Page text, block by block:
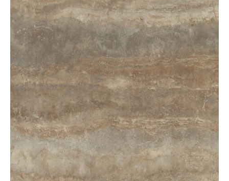
ticari projeler için güvenli bir tercih haline getirir.
Porselenin Avantajlarıyla Maksimum
Performans
Porselen yüzeyler, doğal taşa kıyasla çok daha az
bakım gerektirir. Silver Root Porselen; kahve, şarap,
limon gibi günlük kullanımda sıkça karşılaşılan
maddelere karşı dirençlidir. Hijyenik yapısı sayesinde
mutfak ve banyo gibi alanlarda güvenle kullanılabilir.
Porselen Tezgah Uygulamalarında
Silver Root
Silver Root Porselen, porselen tezgah uygulamalarında